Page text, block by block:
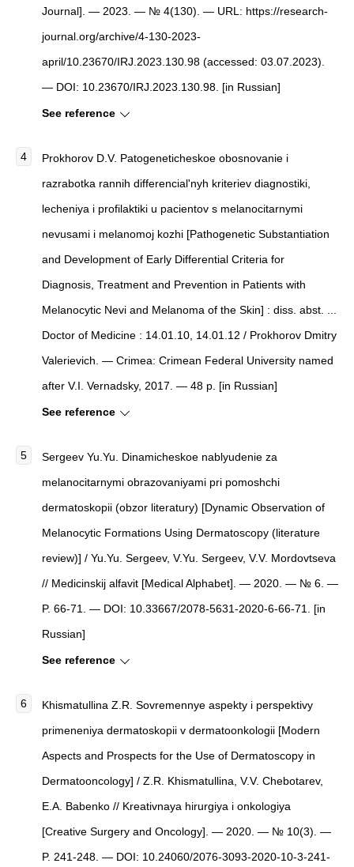
Journal]. — 2023. — № 4(130). — URL: https://research-
journal.org/archive/4-130-2023-
april/10.23670/IRJ.2023.130.98 (accessed: 03.07.2023).
— DOI: 10.23670/IRJ.2023.130.98. [in Russian]
See reference
Prokhorov D.V. Patogeneticheskoe obosnovanie i
razrabotka rannih differencial'nyh kriteriev diagnostiki,
lecheniya i profilaktiki u pacientov s melanocitarnymi
nevusami i melanomoj kozhi [Pathogenetic Substantiation
and Development of Early Differential Criteria for
Diagnosis, Treatment and Prevention in Patients with
Melanocytic Nevi and Melanoma of the Skin] : diss. abst. ...
Doctor of Medicine : 14.01.10, 14.01.12 / Prokhorov Dmitry
Valerievich. — Crimea: Crimean Federal University named
after V.I. Vernadsky, 2017. — 48 p. [in Russian]
See reference
Sergeev Yu.Yu. Dinamicheskoe nablyudenie za
melanocitarnymi obrazovaniyami pri pomoshchi
dermatoskopii (obzor literatury) [Dynamic Observation of
Melanocytic Formations Using Dermatoscopy (literature
review)] / Yu.Yu. Sergeev, V.Yu. Sergeev, V.V. Mordovtseva
// Medicinskij alfavit [Medical Alphabet]. — 2020. — № 6. —
P. 66-71. — DOI: 10.33667/2078-5631-2020-6-66-71. [in
Russian]
See reference
Khismatullina Z.R. Sovremennye aspekty i perspektivy
primeneniya dermatoskopii v dermatoonkologii [Modern
Aspects and Prospects for the Use of Dermatoscopy in
Dermatooncology] / Z.R. Khismatullina, V.V. Chebotarev,
E.A. Babenko // Kreativnaya hirurgiya i onkologiya
[Creative Surgery and Oncology]. — 2020. — № 10(3). —
P. 241-248. — DOI: 10.24060/2076-3093-2020-10-3-241-